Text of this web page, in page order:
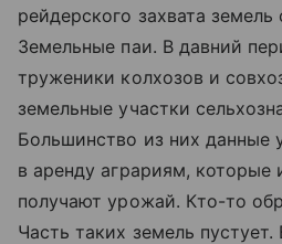
рейдерского захвата земель
Земельные паи. В давний
труженики колхозов и
земельные участки
Большинство из них данные
в аренду аграриям, которые
получают урожай. Кто-то
Часть таких земель